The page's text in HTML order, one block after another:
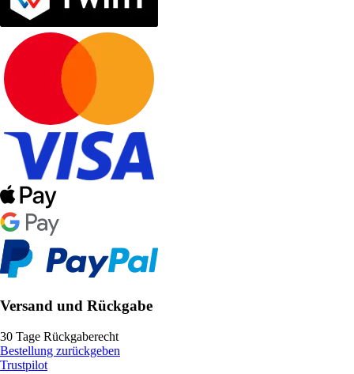
Versand und Rückgabe
30 Tage Rückgaberecht
Bestellung zurückgeben
Trustpilot